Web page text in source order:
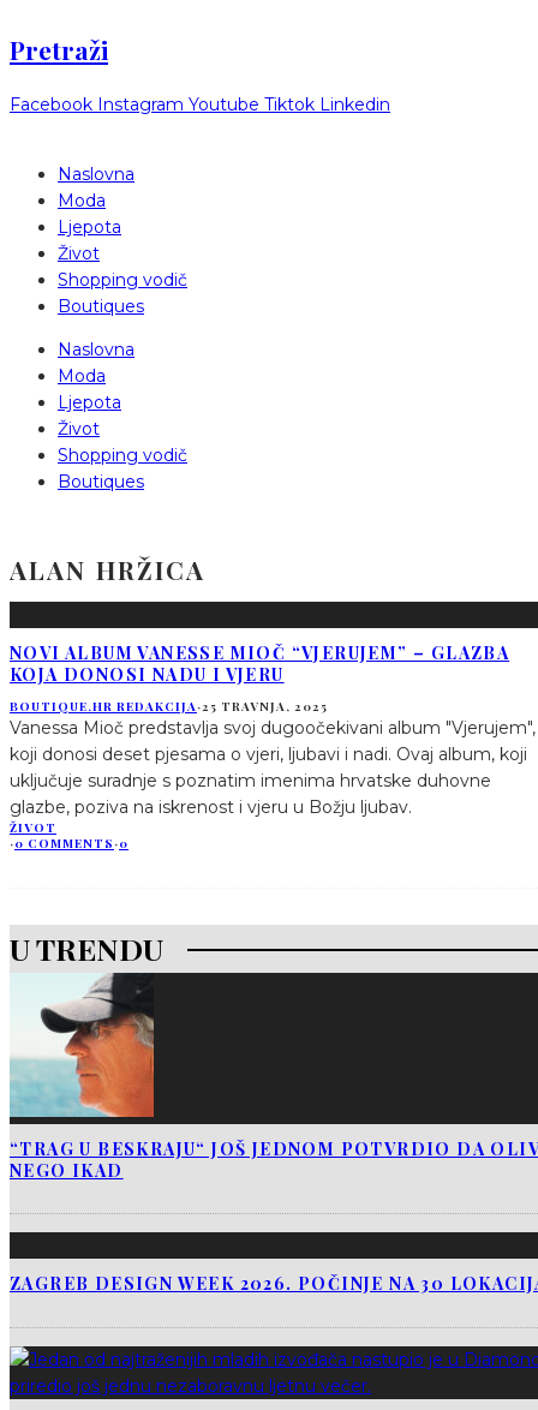
Pretraži
Facebook Instagram Youtube Tiktok Linkedin
Naslovna
Moda
Ljepota
Život
Shopping vodič
Boutiques
Naslovna
Moda
Ljepota
Život
Shopping vodič
Boutiques
ALAN HRŽICA
NOVI ALBUM VANESSE MIOČ “VJERUJEM” – GLAZBA
KOJA DONOSI NADU I VJERU
BOUTIQUE.HR REDAKCIJA·25 TRAVNJA, 2025
Vanessa Mioč predstavlja svoj dugoočekivani album "Vjerujem",
koji donosi deset pjesama o vjeri, ljubavi i nadi. Ovaj album, koji
uključuje suradnje s poznatim imenima hrvatske duhovne
glazbe, poziva na iskrenost i vjeru u Božju ljubav.
ŽIVOT
·0 COMMENTS ·0
U TRENDU
“TRAG U BESKRAJU“ JOŠ JEDNOM POTVRDIO DA
NEGO IKAD
ZAGREB DESIGN WEEK 2026. POČINJE NA 30